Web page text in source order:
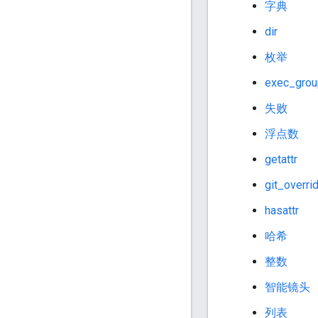
字典
dir
枚举
失败
浮点数
getattr
hasattr
哈希
整数
智能镜头
列表